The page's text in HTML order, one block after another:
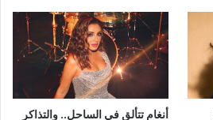
أنغام تتألق في الساحل.. والتذاكر